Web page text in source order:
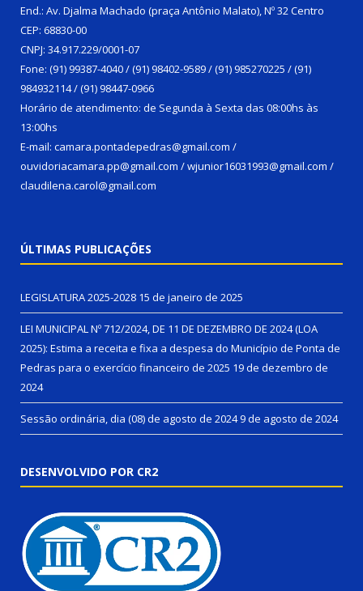
End.: Av. Djalma Machado (praça Antônio Malato), Nº 32 Centro
CEP: 68830-00
CNPJ: 34.917.229/0001-07
Fone: (91) 99387-4040 / (91) 98402-9589 / (91) 985270225 / (91)
984932114 / (91) 98447-0966
Horário de atendimento: de Segunda à Sexta das 08:00hs às
13:00hs
E-mail: camara.pontadepedras@gmail.com /
ouvidoriacamara.pp@gmail.com / wjunior16031993@gmail.com /
claudilena.carol@gmail.com
ÚLTIMAS PUBLICAÇÕES
LEGISLATURA 2025-2028 15 de janeiro de 2025
LEI MUNICIPAL Nº 712/2024, DE 11 DE DEZEMBRO DE 2024 (LOA
2025): Estima a receita e fixa a despesa do Município de Ponta de
Pedras para o exercício financeiro de 2025 19 de dezembro de
2024
Sessão ordinária, dia (08) de agosto de 20249 de agosto de 2024
DESENVOLVIDO POR CR2